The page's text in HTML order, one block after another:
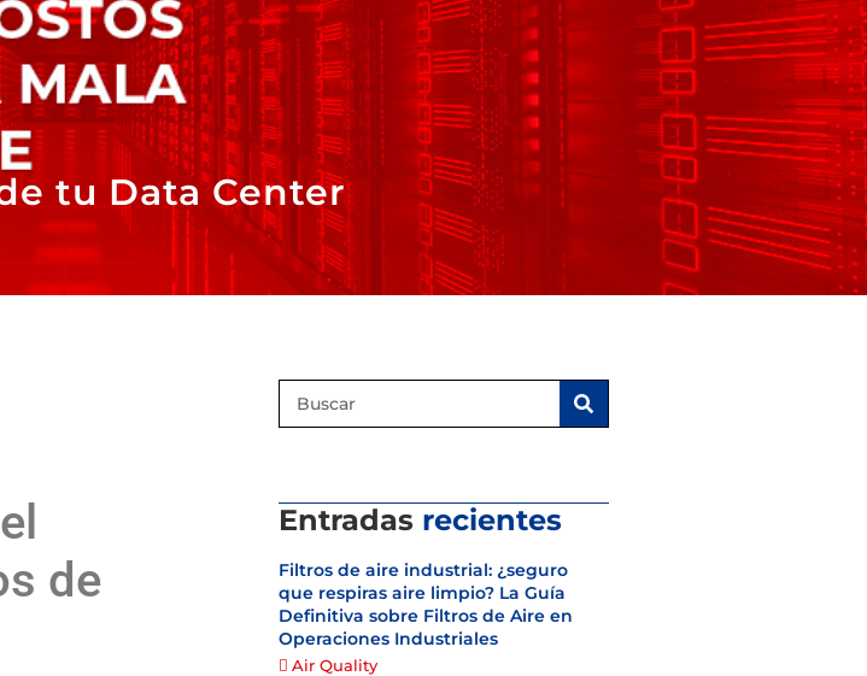
tu Data Center
de
Entradas recientes
Filtros de aire industrial: ¿seguro
que respiras aire limpio? La Guía
Definitiva sobre Filtros de Aire en
Operaciones Industriales
Air Quality